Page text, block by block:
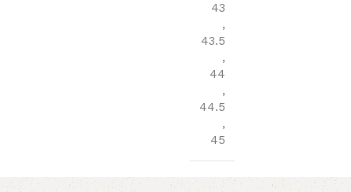
43
,
43.5
,
44
,
44.5
,
45